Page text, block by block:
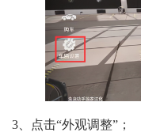
3、点击“外观调整”；